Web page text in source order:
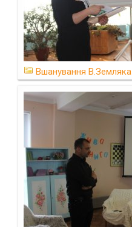
Вшанування В.Земляка